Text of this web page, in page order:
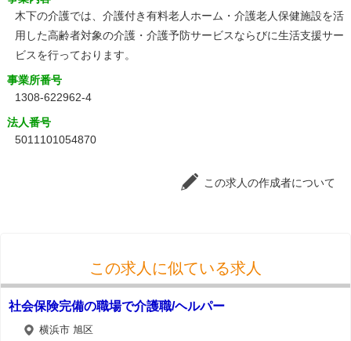
木下の介護では、介護付き有料老人ホーム・介護老人保健施設を活
用した高齢者対象の介護・介護予防サービスならびに生活支援サー
ビスを行っております。
事業所番号
1308-622962-4
法人番号
5011101054870
この求人の作成者について
この求人に似ている求人
社会保険完備の職場で介護職/ヘルパー
横浜市 旭区